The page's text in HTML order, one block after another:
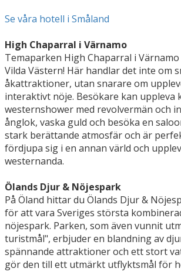
Se våra hotell i Småland
High Chaparral i Värnamo
Temaparken High Chaparral i
Vilda Västern! Här handlar det inte om
åkattraktioner, utan snarare om
interaktivt nöje. Besökare kan uppleva
westernshower med revolvermän och
ånglok, vaska guld och besöka en
stark berättande atmosfär och är
fördjupa sig i en annan värld och
westernanda.
Ölands Djur & Nöjespark
På Öland hittar du Ölands Djur &
för att vara Sveriges största
nöjespark. Parken, som även vunnit
turistmål", erbjuder en blandning av
spännande attraktioner och ett stort
gör den till ett utmärkt utflyktsmål för